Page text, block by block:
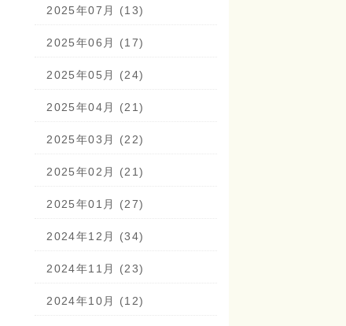
2025年07月 (13)
2025年06月 (17)
2025年05月 (24)
2025年04月 (21)
2025年03月 (22)
2025年02月 (21)
2025年01月 (27)
2024年12月 (34)
2024年11月 (23)
2024年10月 (12)